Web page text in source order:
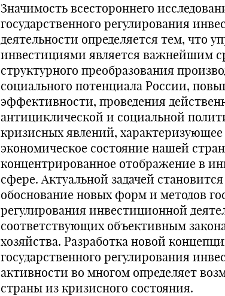
Значимость всестороннего
государственного регулирования
деятельности определяется тем, что
инвестициями является важнейшим
структурного преобразования
социального потенциала России,
эффективности, проведения
антициклической и социальной
кризисных явлений,
экономическое состояние нашей
концентрированное отображение в
сфере. Актуальной задачей
обоснование новых форм и методов
регулирования инвестиционной
соответствующих объективным
хозяйства. Разработка новой
государственного регулирования
активности во многом определяет
страны из кризисного состояния.